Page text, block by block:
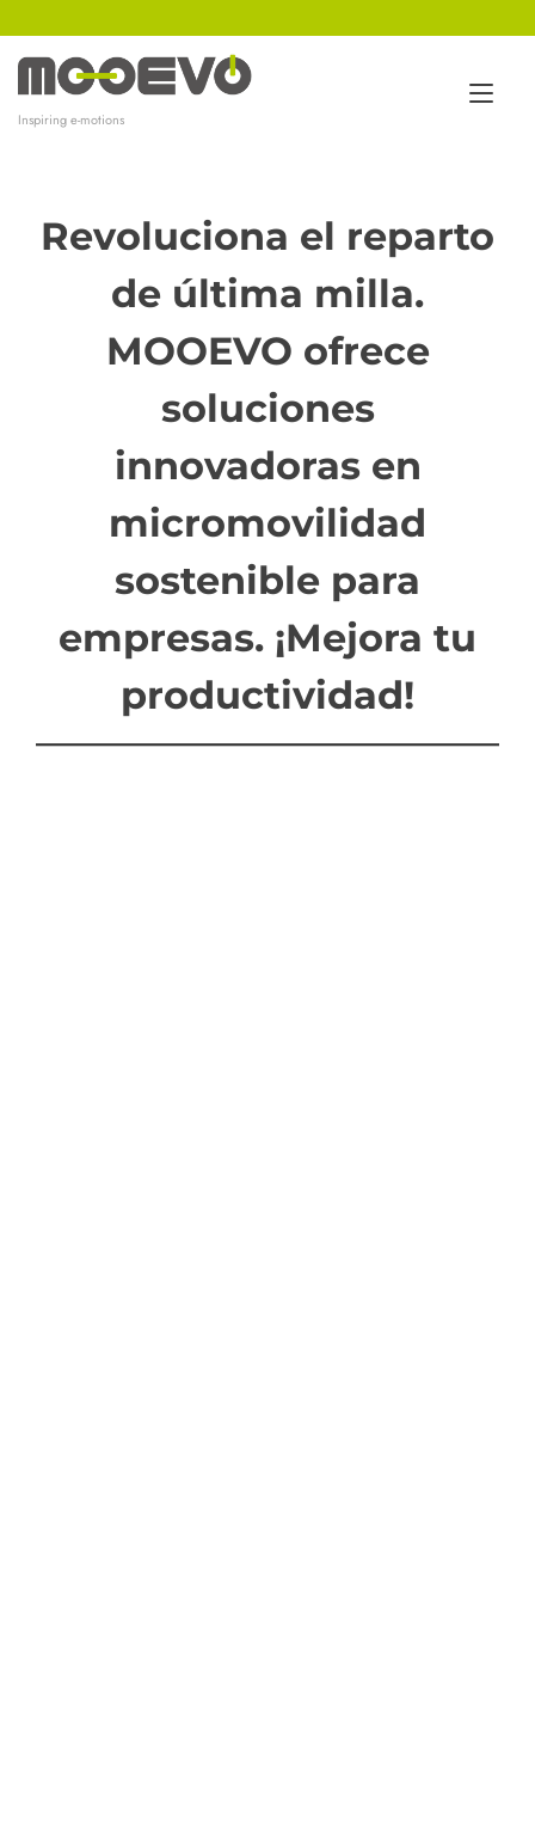
al
contenido
Inspiring e-motions
Revoluciona el reparto
de última milla.
MOOEVO ofrece
soluciones
innovadoras en
micromovilidad
sostenible para
empresas. ¡Mejora tu
productividad!